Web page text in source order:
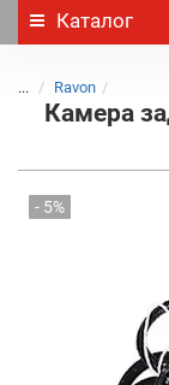
Каталог
... Ravon
Камера
- 5%